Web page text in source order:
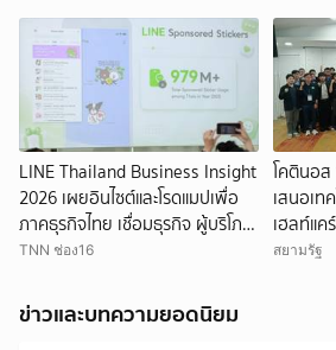
LINE Thailand Business Insight
2026 เผยอินไซต์และโรดแมปเพื่อ
ภาคธุรกิจไทย เชื่อมธุรกิจ ผู้บริโภค
และพาร์ทเนอร์ สู่การเติบโตได้อย่าง
TNN ช่อง16
โคตินอ
เสนอเท
เฮลท์แคร์
สยามรัฐ
ข่าวและบทความยอดนิยม